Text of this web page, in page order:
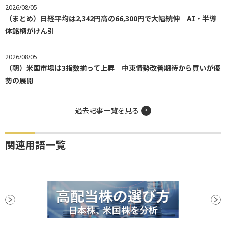
2026/08/05
（まとめ）日経平均は2,342円高の66,300円で大幅続伸 AI・半導
体銘柄がけん引
2026/08/05
（朝）米国市場は3指数揃って上昇 中東情勢改善期待から買いが優
勢の展開
過去記事一覧を見る
関連用語一覧